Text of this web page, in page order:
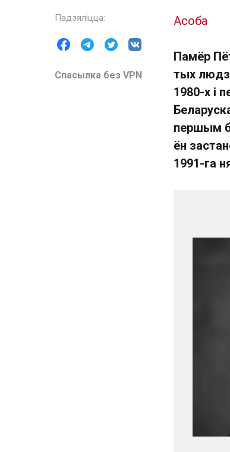
Спасылка без VPN
Асоба
Памёр
тых
1980-х і
першым
ён
1991-га